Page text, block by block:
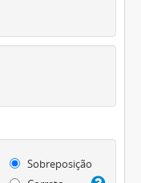
Sobreposição